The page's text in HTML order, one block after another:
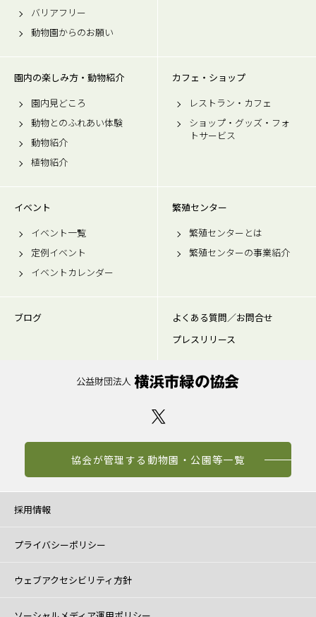
バリアフリー
動物園からのお願い
園内の楽しみ方・動物紹介
園内見どころ
動物とのふれあい体験
動物紹介
植物紹介
カフェ・ショップ
レストラン・カフェ
ショップ・グッズ・フォ
トサービス
イベント
イベント一覧
定例イベント
イベントカレンダー
繁殖センター
繁殖センターとは
繁殖センターの事業紹介
ブログ
よくある質問／お問合せ
プレスリリース
協会が管理する動物園・公園等一覧
採用情報
プライバシーポリシー
ウェブアクセシビリティ方針